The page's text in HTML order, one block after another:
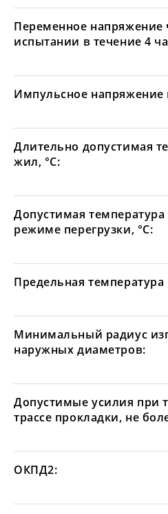
Переменное напряжение
испытании в течение 4
Импульсное
Длительно допустимая
жил, °С:
Допустимая
режиме перегрузки, °С:
Предельная температура
Минимальный радиус
наружных диаметров:
Допустимые усилия при
трассе прокладки, не
ОКПД2: